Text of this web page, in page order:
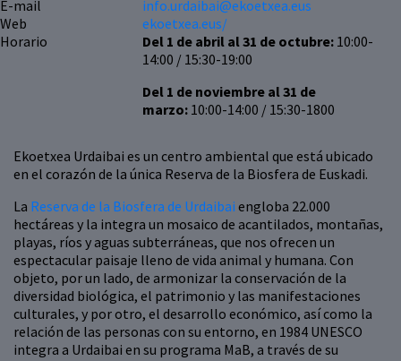
Ekoetxea Urdaibai es un centro ambiental que está ubicado
en el corazón de la única Reserva de la Biosfera de Euskadi.
La Reserva de la Biosfera de Urdaibai engloba 22.000
hectáreas y la integra un mosaico de acantilados, montañas,
playas, ríos y aguas subterráneas, que nos ofrecen un
espectacular paisaje lleno de vida animal y humana. Con
objeto, por un lado, de armonizar la conservación de la
diversidad biológica, el patrimonio y las manifestaciones
culturales, y por otro, el desarrollo económico, así como la
relación de las personas con su entorno, en 1984 UNESCO
integra a Urdaibai en su programa MaB, a través de su
E-mail
info.urdaibai@ekoetxea.eus
Web
ekoetxea.eus/
Horario
Del 1 de abril al 31 de octubre: 10:00-
14:00 / 15:30-19:00
Del 1 de noviembre al 31 de
marzo: 10:00-14:00 / 15:30-1800